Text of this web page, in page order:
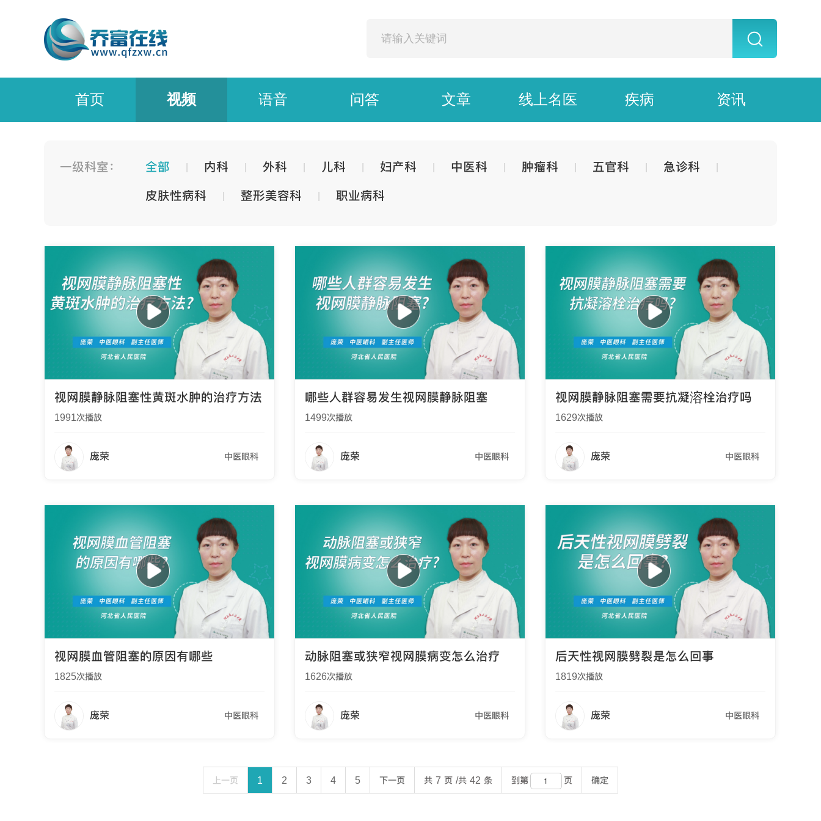
首页 视频 语音 问答 文章 线上名医 疾病 资讯
一级科室： 全部 内科 外科 儿科 妇产科 中医科 肿瘤科 五官科 急诊科
皮肤性病科 整形美容科 职业病科
视网膜静脉阻塞性黄斑水肿的治疗方法
1991 次播放
庞荣 中医眼科
哪些人群容易发生视网膜静脉阻塞
1499次播放
庞荣 中医眼科
视网膜静脉阻塞需要抗凝溶栓治疗吗
1629次播放
庞荣 中医眼科
视网膜血管阻塞的原因有哪些
1825次播放
庞荣 中医眼科
动脉阻塞或狭窄视网膜病变怎么治疗
1626次播放
庞荣 中医眼科
后天性视网膜劈裂是怎么回事
1819次播放
庞荣 中医眼科
上一页 1 2 3 4 5 下一页 共 7 页 /共 42 条 到第 页 确定